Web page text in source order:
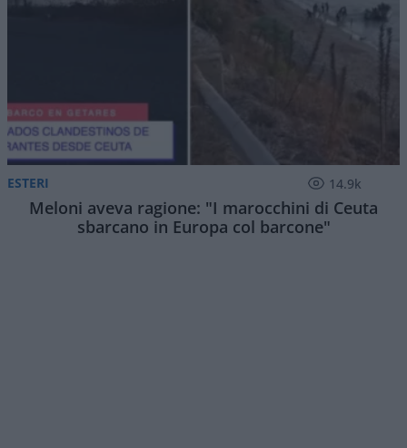
ESTERI 14.9k
Meloni aveva ragione: "I marocchini di Ceuta
sbarcano in Europa col barcone"